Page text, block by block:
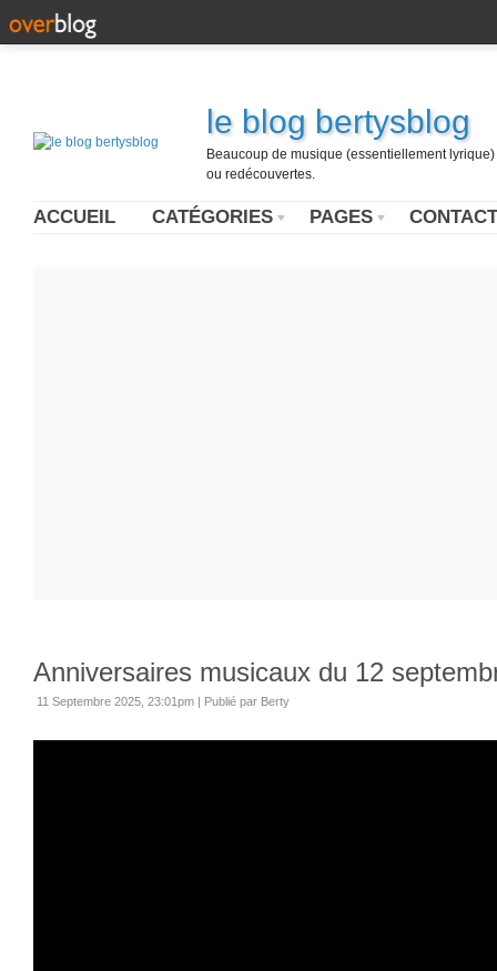
le blog bertysblog
Beaucoup de musique (essentiellement
ou redécouvertes.
ACCUEIL CATÉGORIES PAGES CONTACT
Anniversaires musicaux du 12
11 Septembre 2025, 23:01pm | Publié par Berty